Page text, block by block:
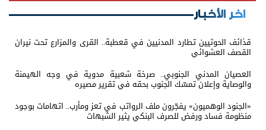
اخر الأخبار
قذائف الحوثيين تطارد المدنيين في قعطبة.. القرى والمزارع تحت نيران
القصف العشوائي
العصيان المدني الجنوبي.. صرخة شعبية مدوية في وجه الهيمنة
والوصاية وإعلان تمسّك الجنوب بحقه في تقرير مصيره
«الجنود الوهميون» يفجّرون ملف الرواتب في تعز ومأرب.. اتهامات بوجود
منظومة فساد ورفض للصرف البنكي يثير الشبهات